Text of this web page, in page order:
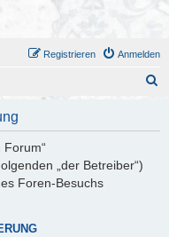
Anmelden
Registrieren
„der Betreiber“)
Foren-Besuchs